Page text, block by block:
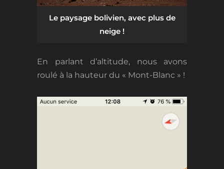
Le paysage bolivien, avec plus de
neige !
En parlant d’altitude, nous avons
roulé à la hauteur du « Mont-Blanc » !